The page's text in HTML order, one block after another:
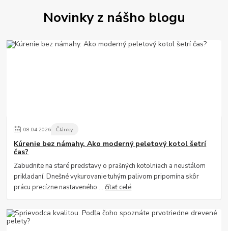
Novinky z nášho blogu
08.04.2026 Články
Kúrenie bez námahy. Ako moderný peletový kotol šetrí
čas?
Zabudnite na staré predstavy o prašných kotolniach a neustálom
prikladaní. Dnešné vykurovanie tuhým palivom pripomína skôr
prácu precízne nastaveného ...čítať celé